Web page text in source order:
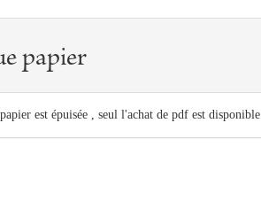
papier
est épuisée , seul l'achat de pdf est disponible